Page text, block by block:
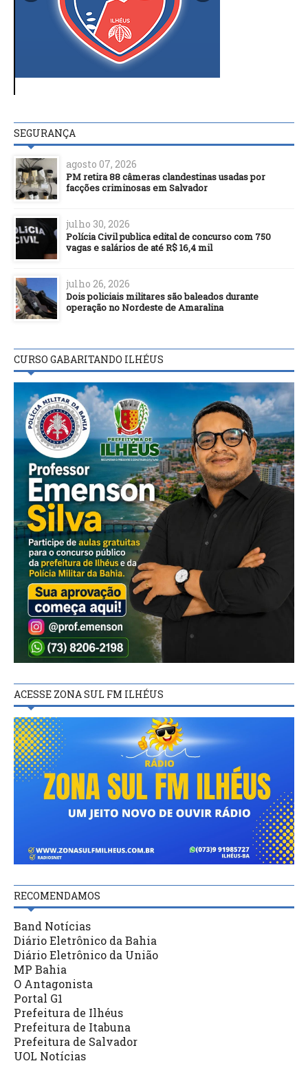
SEGURANÇA
agosto 07, 2026
PM retira 88 câmeras clandestinas usadas por
facções criminosas em Salvador
julho 30, 2026
Polícia Civil publica edital de concurso com 750
vagas e salários de até R$ 16,4 mil
julho 26, 2026
Dois policiais militares são baleados durante
operação no Nordeste de Amaralina
CURSO GABARITANDO ILHÉUS
ACESSE ZONA SUL FM ILHÉUS
RECOMENDAMOS
Band Notícias
Diário Eletrônico da Bahia
Diário Eletrônico da União
MP Bahia
O Antagonista
Portal G1
Prefeitura de Ilhéus
Prefeitura de Itabuna
Prefeitura de Salvador
UOL Notícias